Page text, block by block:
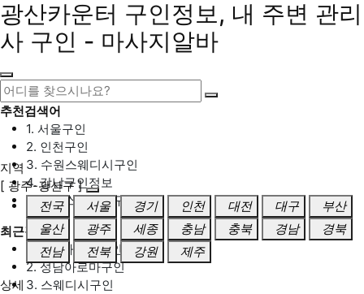
광산카운터 구인정보, 내 주변 관리
사 구인 - 마사지알바
추천검색어
1. 서울구인
2. 인천구인
3. 수원스웨디시구인
4. 강남구인정보
5. 동탄스웨디시구인
최근검색어
1. 일산마사지구인
2. 성남아로마구인
3. 스웨디시구인
지역
[ 광주-광산구 ]
전국
서울 경기 인천 대전 대구
부산
울산
광주 세종 충남 충북 경남
경북
전남
전북 강원 제주
상세